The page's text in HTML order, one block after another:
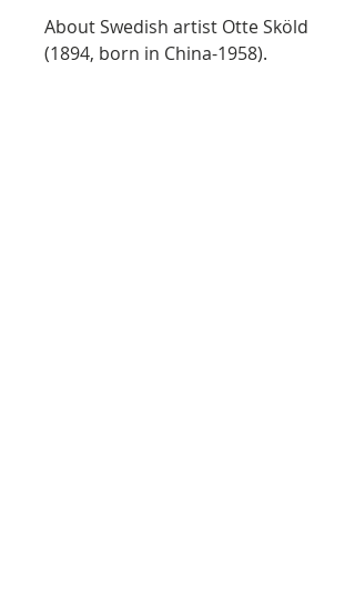
About Swedish artist Otte Sköld
(1894, born in China-1958).